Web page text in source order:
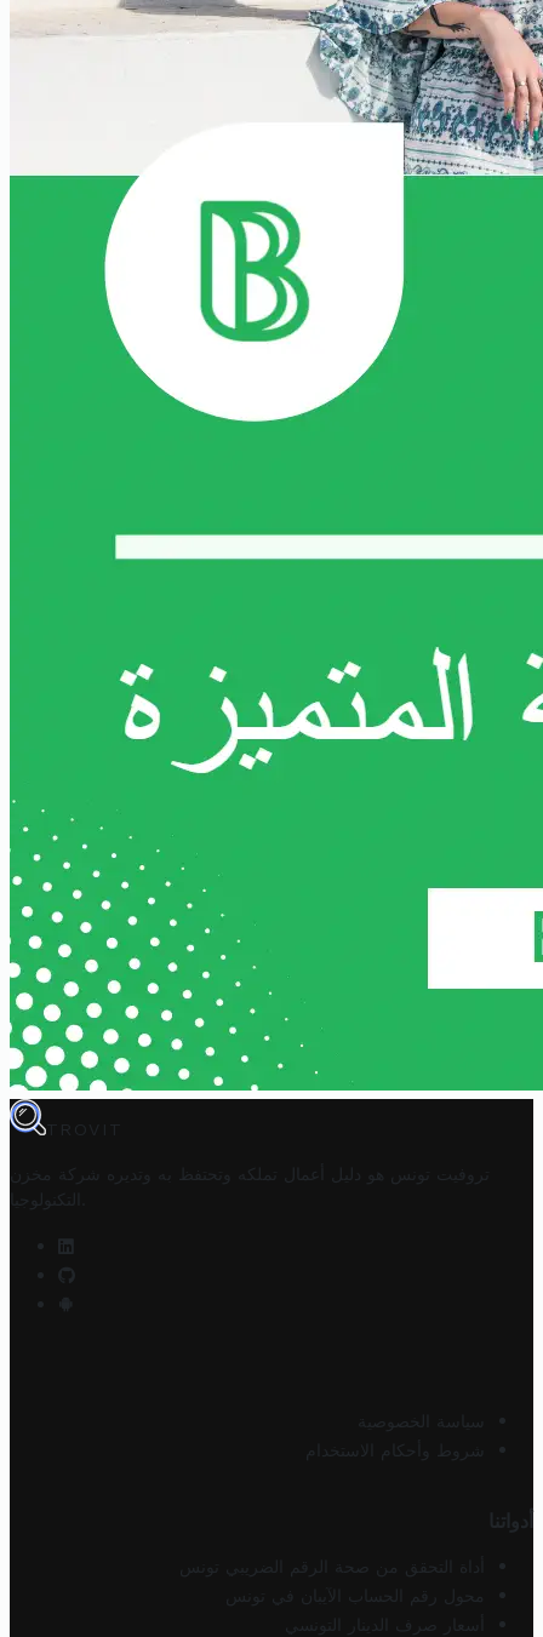
TROVIT
تروفيت تونس هو دليل أعمال تملكه وتحتفظ به وتديره
شركة مخزن
التكنولوجيا
سياسة الخصوصية
شروط وأحكام الاستخدام
أدواتنا
أداة التحقق من صحة الرقم الضريبي تونس
محول رقم الحساب الآيبان في تونس
أسعار صرف الدينار التونسي